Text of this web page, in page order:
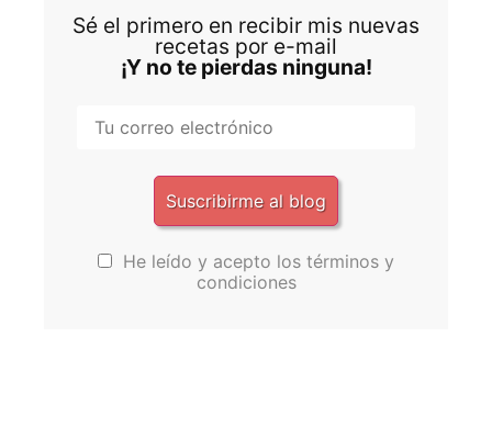
Sé el primero en recibir mis nuevas
recetas por e-mail
¡Y no te pierdas ninguna!
He leído y acepto los términos y
condiciones